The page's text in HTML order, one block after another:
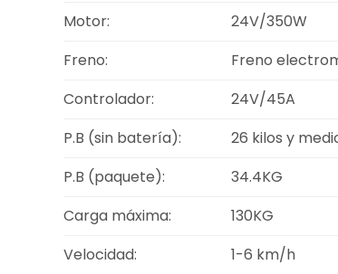
Motor:
24V/350W
Freno:
Freno
Controlador:
24V/45A
P.B (sin batería):
26 kilos y
P.B (paquete):
34.4KG
Carga máxima:
130KG
Velocidad:
1-6 km/h